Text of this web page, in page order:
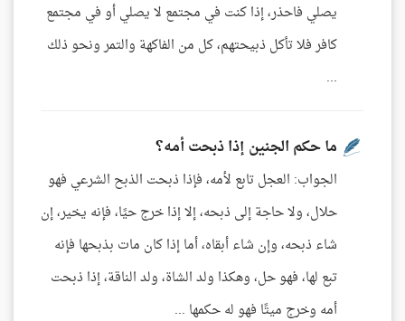
يصلي فاحذر، إذا كنت في مجتمع لا يصلي أو في مجتمع
كافر فلا تأكل ذبيحتهم، كل من الفاكهة والتمر ونحو ذلك
...
ما حكم الجنين إذا ذبحت أمه؟
الجواب: العجل تابع لأمه، فإذا ذبحت الذبح الشرعي فهو
حلال، ولا حاجة إلى ذبحه، إلا إذا خرج حيًا، فإنه يخير، إن
شاء ذبحه، وإن شاء أبقاه، أما إذا كان مات بذبحها فإنه
تبع لها، فهو حل، وهكذا ولد الشاة، ولد الناقة، إذا ذبحت
أمه وخرج ميتًا فهو له حكمها ...